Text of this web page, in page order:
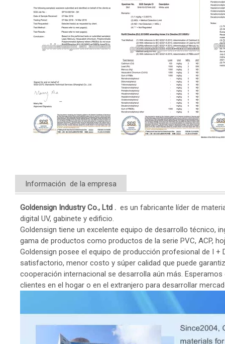
Información de la empresa
Goldensign Industry Co., Ltd . es un fabricante líder de
digital UV, gabinete y edificio.
Goldensign tiene un excelente equipo de desarrollo técnico,
gama de productos como productos de la serie PVC, ACP,
Goldensign posee el equipo de producción profesional de I
satisfactorio, menor costo y súper calidad que puede
cooperación internacional se desarrolla aún más.
clientes en el hogar o en el extranjero para desarrollar